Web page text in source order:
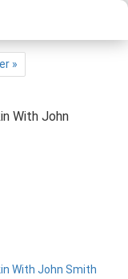
»
With John